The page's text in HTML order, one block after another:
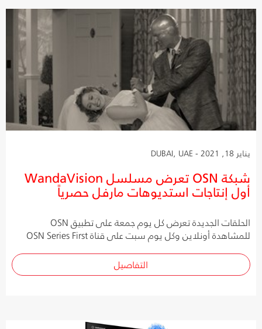
يناير 18, 2021 - DUBAI, UAE
شبكة OSN تعرض مسلسل WandaVision
أول إنتاجات استديوهات مارفل حصرياً
الحلقات الجديدة تعرض كل يوم جمعة على تطبيق OSN
للمشاهدة أونلاين وكل يوم سبت على قناة OSN Series First
التفاصيل